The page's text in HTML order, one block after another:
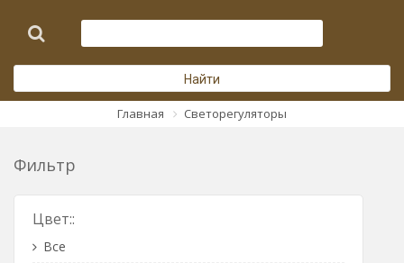
Розетки USB
Розетки Интернет/Телефон
Розетки акустика
Найти
Главная Светорегуляторы
Фильтр
Цвет::
Все